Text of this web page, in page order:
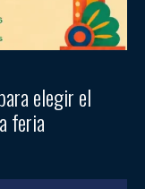
elegir el
feria